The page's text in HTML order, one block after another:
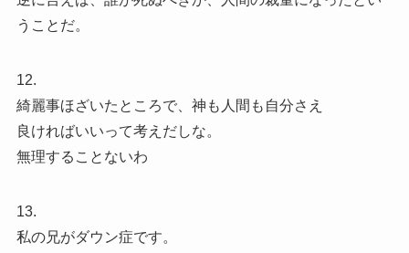
うことだ。
12.
綺麗事ほざいたところで、神も人間も自分さえ
良ければいいって考えだしな。
無理することないわ
13.
私の兄がダウン症です。